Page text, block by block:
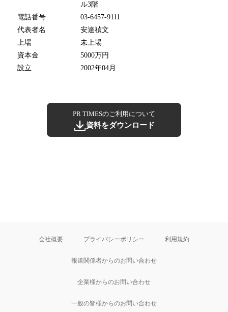
ル3階
電話番号
03-6457-9111
代表者名
安達禎文
上場
未上場
資本金
5000万円
設立
2002年04月
PR TIMESのご利用について
資料をダウンロード
会社概要 プライバシーポリシー 利用規約
報道関係者からのお問い合わせ
企業様からのお問い合わせ
一般の皆様からのお問い合わせ